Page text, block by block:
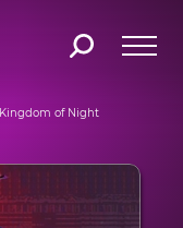
Kingdom of Night